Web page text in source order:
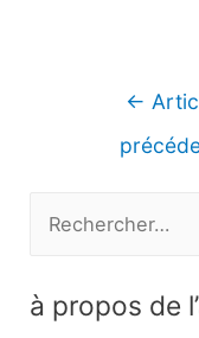
←
h
à propos de